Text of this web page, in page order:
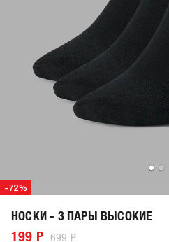
-72%
НОСКИ - 3 ПАРЫ ВЫСОКИЕ
199 Р 699 Р